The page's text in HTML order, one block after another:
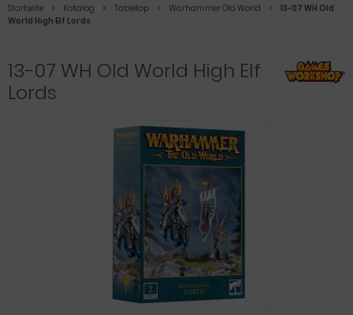
Startseite Katalog Tabletop Warhammer Old World
13-07 WH Old
World High Elf Lords
13-07 WH Old World High Elf
Lords